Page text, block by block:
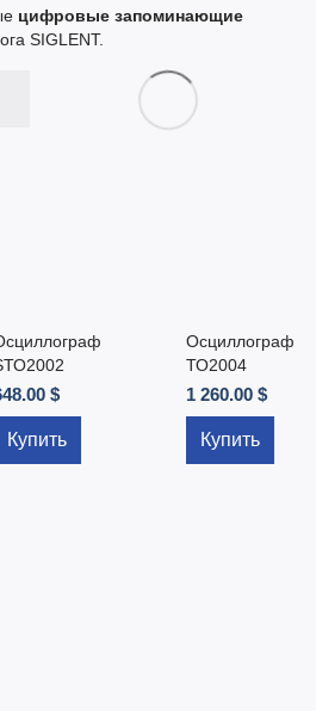
цифровые запоминающие
SIGLENT.
$
Купить
Осциллограф
ТО2004
1 260.00 $
Купить